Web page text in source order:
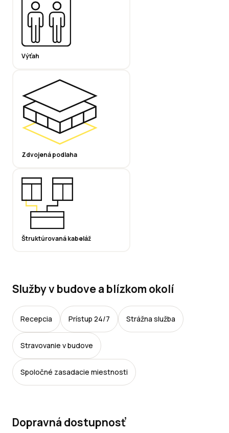
Výťah
Zdvojená podlaha
Štruktúrovaná kabeláž
Služby v budove a blízkom okolí
Recepcia Prístup 24/7 Strážna služba
Stravovanie v budove
Spoločné zasadacie miestnosti
Dopravná dostupnosť